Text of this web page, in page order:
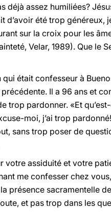
déjà assez humiliées?
été trop généreux,
sur la croix pour les
Velar, 1989). Que
qui était confesseur à
Il a 96 ans et
trop pardonner. «Et
moi, j’ai trop
sans trop poser de
votre assiduité et votre
me confesser chez
présence sacramentelle
et pas trop dans les